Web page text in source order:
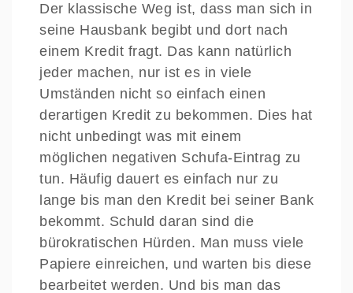
Der klassische Weg ist, dass man sich in
seine Hausbank begibt und dort nach
einem Kredit fragt. Das kann natürlich
jeder machen, nur ist es in viele
Umständen nicht so einfach einen
derartigen Kredit zu bekommen. Dies hat
nicht unbedingt was mit einem
möglichen negativen Schufa-Eintrag zu
tun. Häufig dauert es einfach nur zu
lange bis man den Kredit bei seiner Bank
bekommt. Schuld daran sind die
bürokratischen Hürden. Man muss viele
Papiere einreichen, und warten bis diese
bearbeitet werden. Und bis man das